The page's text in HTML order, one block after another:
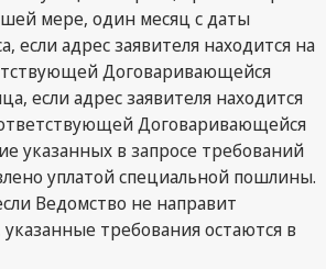
мере, один месяц с даты
если адрес заявителя находится на
Договаривающейся
если адрес заявителя находится
Договаривающейся
указанных в запросе требований
уплатой специальной пошлины.
Ведомство не направит
требования остаются в